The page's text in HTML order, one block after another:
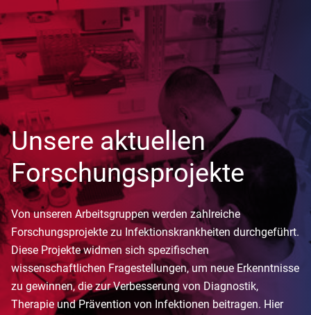
Unsere aktuellen
Forschungsprojekte
Von unseren Arbeitsgruppen werden zahlreiche
Forschungsprojekte zu Infektionskrankheiten durchgeführt.
Diese Projekte widmen sich spezifischen
wissenschaftlichen Fragestellungen, um neue Erkenntnisse
zu gewinnen, die zur Verbesserung von Diagnostik,
Therapie und Prävention von Infektionen beitragen. Hier